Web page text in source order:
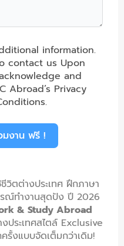
information.
us Upon
and
Abroad’s Privacy
มงาน ฟรี !
วิตต่างประเทศ ฝึกภาษา
รณ์ทำงานสุดปัง ปี 2026
& Study Abroad
ประเทศสไตล์ Exclusive
รั้งแบบจัดเต็มกว่าเดิม!